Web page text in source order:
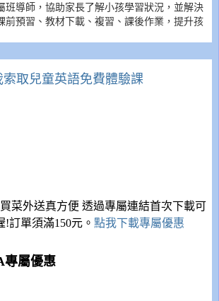
班導師，協助家長了解小孩學習狀況，並解決
前預習、教材下載、複習、課後作業，提升孩
索取兒童英語免費體驗課
菜外送真方便 透過專屬連結首次下載可
!訂單須滿150元。 點我下載專屬優惠
專屬優惠